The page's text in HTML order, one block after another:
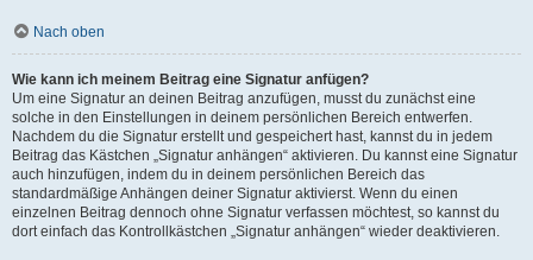
Nach oben
Wie kann ich meinem Beitrag eine Signatur anfügen?
Um eine Signatur an deinen Beitrag anzufügen, musst du zunächst eine
solche in den Einstellungen in deinem persönlichen Bereich entwerfen.
Nachdem du die Signatur erstellt und gespeichert hast, kannst du in jedem
Beitrag das Kästchen „Signatur anhängen“ aktivieren. Du kannst eine Signatur
auch hinzufügen, indem du in deinem persönlichen Bereich das
standardmäßige Anhängen deiner Signatur aktivierst. Wenn du einen
einzelnen Beitrag dennoch ohne Signatur verfassen möchtest, so kannst du
dort einfach das Kontrollkästchen „Signatur anhängen“ wieder deaktivieren.